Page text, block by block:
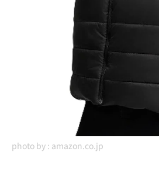
photo by : amazon.co.jp